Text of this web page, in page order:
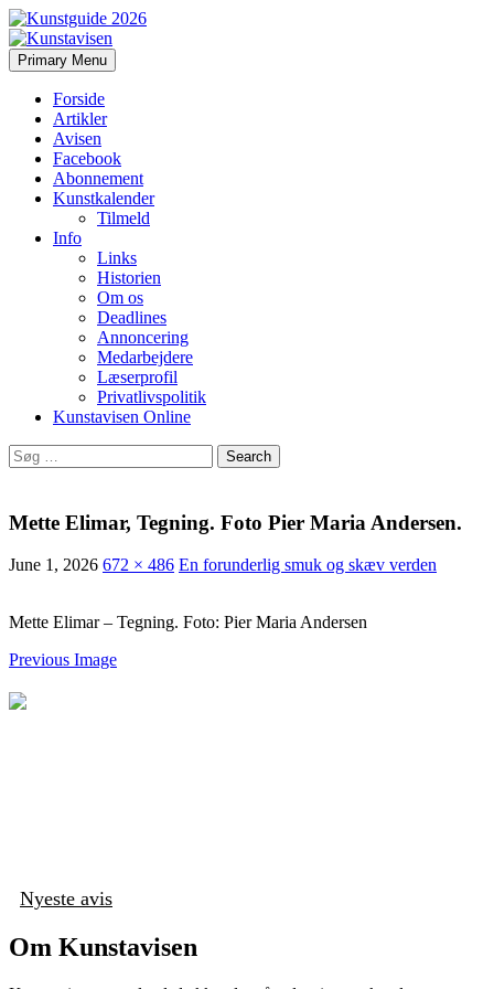
Kunstavisen
Search
Primary Menu Skip
to
Forside
Artikler
Avisen
Facebook
Abonnement
Kunstkalender
Tilmeld
Info
Links
Historien
Om os
Deadlines
Annoncering
Medarbejdere
Læserprofil
Privatlivspolitik
Kunstavisen Online
Search
for:
Mette Elimar, Tegning. Foto Pier Maria Andersen.
June 1, 2026 672 × 486 En forunderlig smuk og skæv verden
Mette Elimar – Tegning. Foto: Pier Maria Andersen
Previous Image
Nyeste avis
Om Kunstavisen